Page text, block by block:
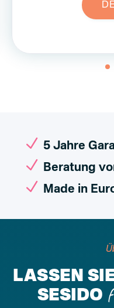
N 5 Jahre
N Beratung
N Made in
LASSEN
SESIDO